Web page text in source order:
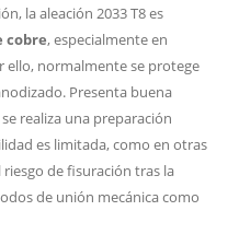
la aleación 2033 T8 es
cobre, especialmente en
ello, normalmente se protege
Presenta buena
realiza una preparación
es limitada, como en otras
de fisuración tras la
de unión mecánica como